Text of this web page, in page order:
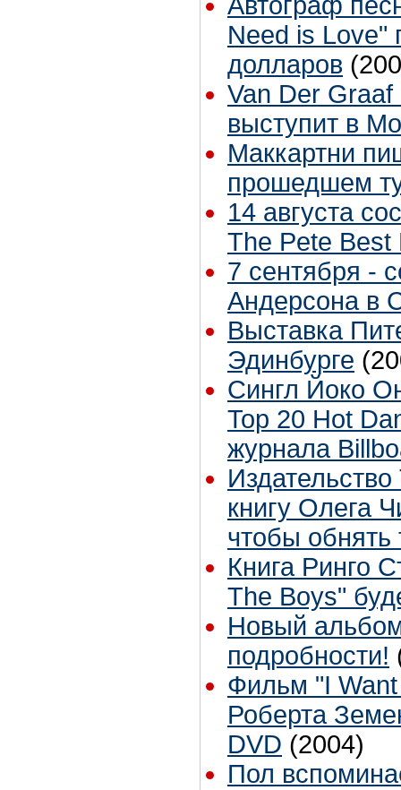
Need is Love"
долларов
Van Der
выступит в
Маккартни
прошедшем
14 августа
The Pete
7 сентября -
Андерсона в
Выставка
Эдинбурге
Сингл Йоко
Top 20 Hot
журнала
книгу Олега
чтобы обнять
Книга Ринго
The Boys"
Новый
подробности!
Фильм "I Want
Роберта
DVD (2004)
Пол